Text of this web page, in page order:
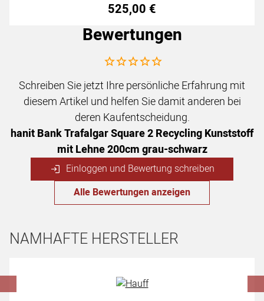
525,00 €
Bewertungen
Noch keine Bewertungen abgegeben
Schreiben Sie jetzt Ihre persönliche Erfahrung mit
diesem Artikel und helfen Sie damit anderen bei
deren Kaufentscheidung.
hanit Bank Trafalgar Square 2 Recycling Kunststoff
mit Lehne 200cm grau-schwarz
Einloggen und Bewertung schreiben
Alle Bewertungen anzeigen
NAMHAFTE HERSTELLER